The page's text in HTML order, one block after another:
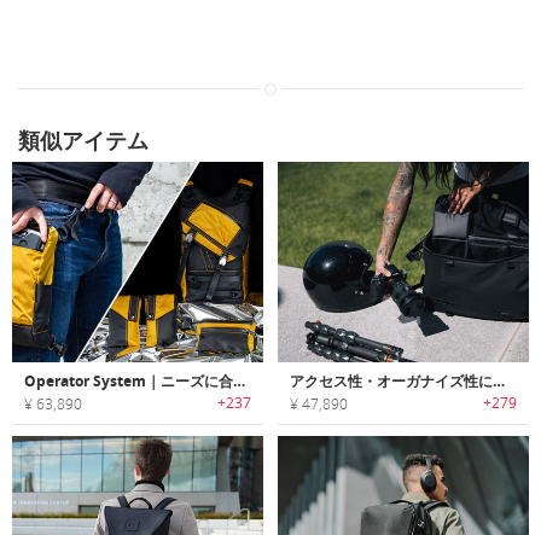
類似アイテム
Operator System｜ニーズに合わせて11通りの組み合わせで使える交換可能なモジュラーバッグ「オペレーターシステム」
¥ 63,890 +237
アクセス性・オーガナイズ性に優れたフォトグラファーに最適なデイパック「DUO（デュオ）」
¥ 47,890 +279